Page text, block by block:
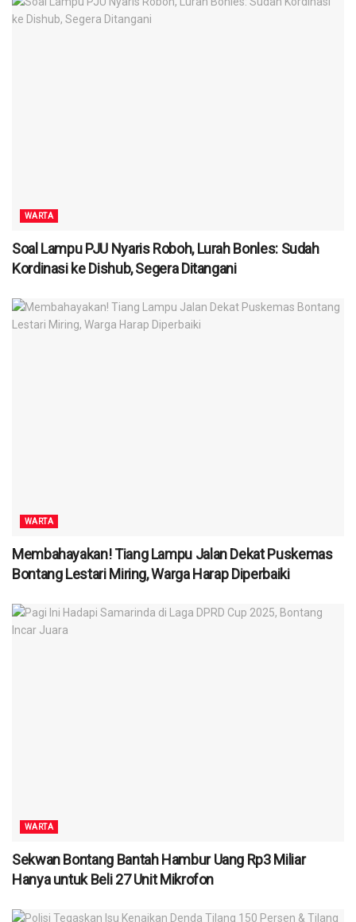
WARTA
Soal Lampu PJU Nyaris Roboh, Lurah Bonles: Sudah
Kordinasi ke Dishub, Segera Ditangani
WARTA
Membahayakan! Tiang Lampu Jalan Dekat Puskemas
Bontang Lestari Miring, Warga Harap Diperbaiki
WARTA
Sekwan Bontang Bantah Hambur Uang Rp3 Miliar
Hanya untuk Beli 27 Unit Mikrofon